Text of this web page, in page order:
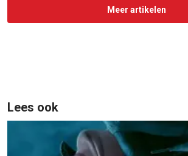
Meer artikelen
Lees ook